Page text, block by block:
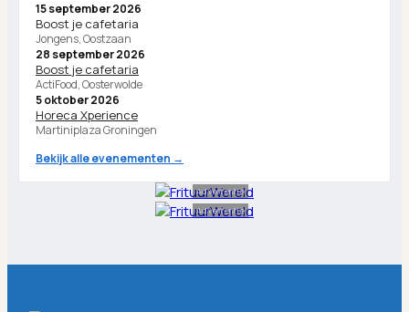
15 september 2026
Boost je cafetaria
Jongens, Oostzaan
28 september 2026
Boost je cafetaria
ActiFood, Oosterwolde
5 oktober 2026
Horeca Xperience
Martiniplaza Groningen
Bekijk alle evenementen →
Advertentie
Advertentie